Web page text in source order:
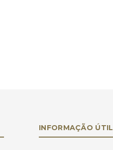
INFORMAÇÃO ÚTIL